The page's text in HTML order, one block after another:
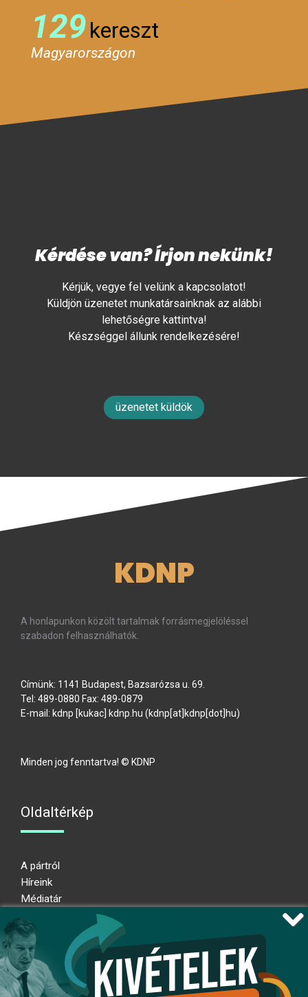
129kereszt
Magyarországon
Kérdése van? Írjon nekünk!
Kérjük, vegye fel velünk a kapcsolatot!
Küldjön üzenetet munkatársainknak az alábbi
lehetőségre kattintva!
Készséggel állunk rendelkezésére!
üzenetet küldök
KDNP
A honlapunkon közölt tartalmak forrásmegjelöléssel
szabadon felhasználhatók.
Címünk: 1141 Budapest, Bazsarózsa u. 69.
Tel: 489-0880 Fax: 489-0879
E-mail: kdnp [kukac] kdnp hu (kdnp[at]kdnp[dot]hu)
Minden jog fenntartva! © KDNP
Oldaltérkép
A pártról
Híreink
Médiatár
Adatkezelési nyilatkozat
Átláthatósági nyilatkozat
Ugrás az oldal tetejére